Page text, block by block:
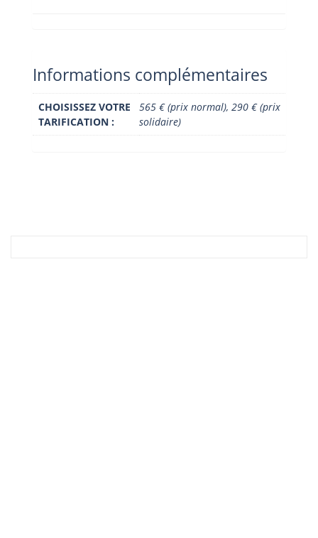
Informations complémentaires
CHOISISSEZ VOTRE
TARIFICATION :
565 € (prix normal), 290 € (prix
solidaire)